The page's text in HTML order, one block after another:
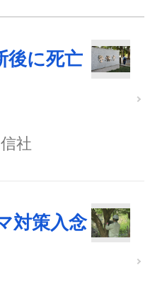
後に死亡
社
対策入念